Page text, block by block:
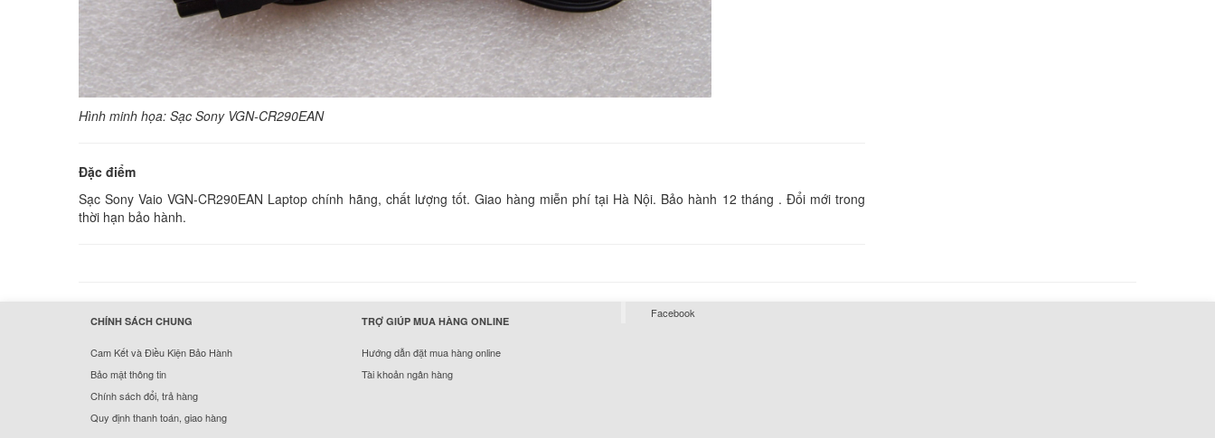
19.5V 2A Có Thêm Đầu
Cổng USB
Sạc Laptop Sony Vaio PCG-
700
Hình minh họa: Sạc Sony VGN-CR290EAN
Đặc điểm
Sạc Sony Vaio VGN-CR290EAN Laptop chính hãng, chất lượng tốt. Giao hàng miễn phí tại Hà Nội. Bảo hành 12 tháng . Đổi mới trong
thời hạn bảo hành.
CHÍNH SÁCH CHUNG
Cam Kết và Điều Kiện Bảo Hành
Bảo mật thông tin
Chính sách đổi, trả hàng
Quy định thanh toán, giao hàng
TRỢ GIÚP MUA HÀNG ONLINE
Hướng dẫn đặt mua hàng online
Tài khoản ngân hàng
Facebook